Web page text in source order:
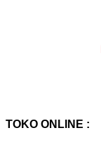
TOKO ONLINE :